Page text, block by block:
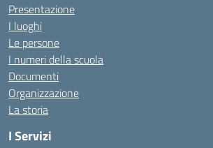
Presentazione
I luoghi
Le persone
I numeri della scuola
Documenti
Organizzazione
La storia
I Servizi